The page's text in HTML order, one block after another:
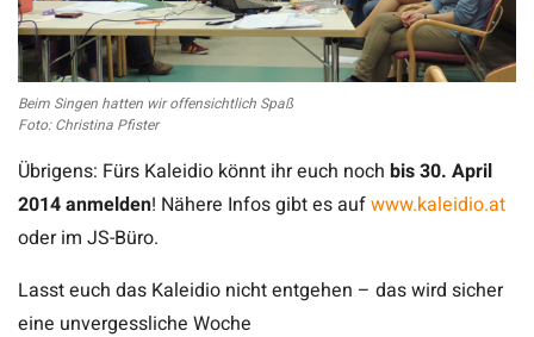
Beim Singen hatten wir offensichtlich Spaß
Foto: Christina Pfister
Übrigens: Fürs Kaleidio könnt ihr euch noch bis 30. April
2014 anmelden! Nähere Infos gibt es aufwww.kaleidio.at
oder im JS-Büro.
Lasst euch das Kaleidio nicht entgehen – das wird sicher
eine unvergessliche Woche